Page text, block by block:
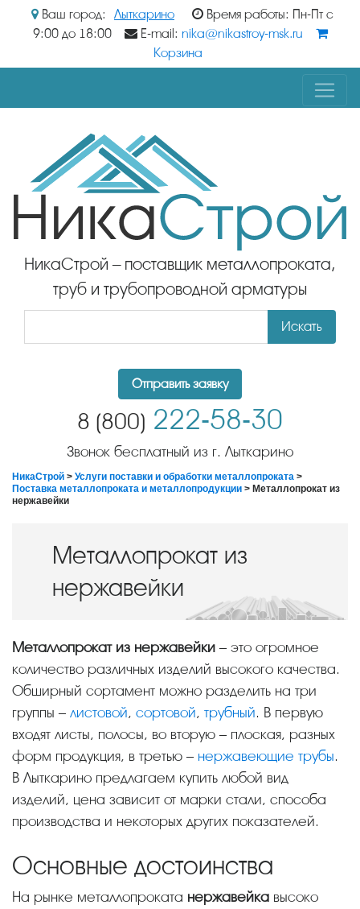
Ваш город: Лыткарино
Время работы: Пн-Пт с
9:00 до 18:00
E-mail: nika@nikastroy-msk.ru
Корзина
НикаСтрой – поставщик металлопроката,
труб и трубопроводной арматуры
Искать
Отправить заявку
8 (800) 222-58-30
Звонок бесплатный из г. Лыткарино
НикаСтрой > Услуги поставки и обработки металлопроката >
Поставка металлопроката и металлопродукции > Металлопрокат из
нержавейки
Металлопрокат из
нержавейки
Металлопрокат из нержавейки – это огромное
количество различных изделий высокого качества.
Обширный сортамент можно разделить на три
группы – листовой, сортовой, трубный. В первую
входят листы, полосы, во вторую – плоская, разных
форм продукция, в третью – нержавеющие трубы.
В Лыткарино предлагаем купить любой вид
изделий, цена зависит от марки стали, способа
производства и некоторых других показателей.
Основные достоинства
На рынке металлопроката нержавейка высоко